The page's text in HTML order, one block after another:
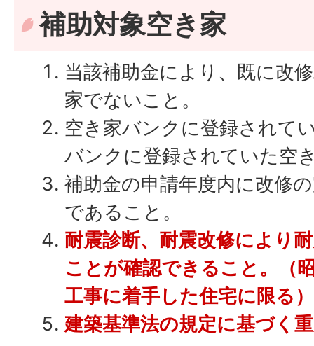
補助対象空き家
当該補助金により、既に改
家でないこと。
空き家バンクに登録されて
バンクに登録されていた空
補助金の申請年度内に改修
であること。
耐震診断、耐震改修により
ことが確認できること。（
工事に着手した住宅に限る）
建築基準法の規定に基づく